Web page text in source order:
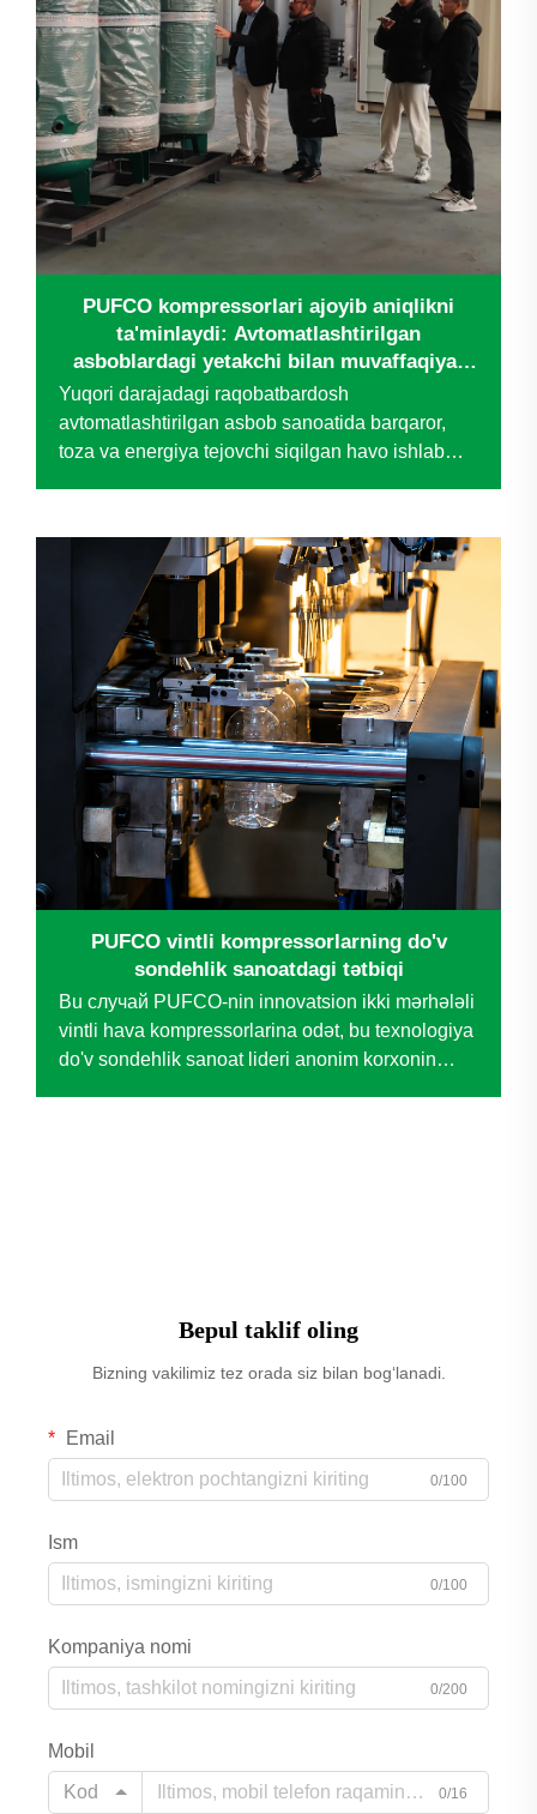
PUFCO kompressorlari ajoyib aniqlikni
ta'minlaydi: Avtomatlashtirilgan
asboblardagi yetakchi bilan muvaffaqiyat
hikoyasi
Yuqori darajadagi raqobatbardosh
avtomatlashtirilgan asbob sanoatida barqaror,
toza va energiya tejovchi siqilgan havo ishlab
hamda uzoq muddatli xarajatlarni boshqarishga
ta'sir qiladi. Nomidan mashhur bo'lgan
kompaniya...
PUFCO vintli kompressorlarning do'v
sondehlik sanoatdagi tətbiqi
Bu случай PUFCO-nin innovatsion ikki mərhələli
vintli hava kompressorlarina odət, bu texnologiya
do'v sondehlik sanoat lideri anonim korxonin
Bepul taklif oling
Bizning vakilimiz tez orada siz bilan bog‘lanadi.
Email
0/100
Ism
0/100
Kompaniya nomi
0/200
Mobil
Kod
0/16